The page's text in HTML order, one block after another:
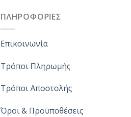
ΠΛΗΡΟΦΟΡΙΕΣ
Επικοινωνία
Τρόποι Πληρωμής
Τρόποι Αποστολής
Όροι & Προϋποθέσεις